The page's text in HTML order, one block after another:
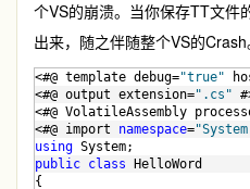
个VS的崩溃。当你保存TT文件
出来，随之伴随整个VS的Crash
<#@ template debug="true"
<#@ output extension=".cs"
<#@ VolatileAssembly
<#@ import namespace=
using System;
public class HelloWord
{